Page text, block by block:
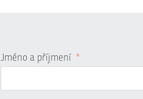
Jméno a příjmení *